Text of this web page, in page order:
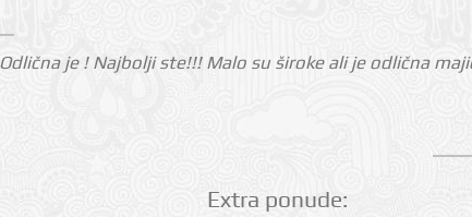
je ! Najbolji ste!!! Malo su široke ali je odlična
Extra ponude: